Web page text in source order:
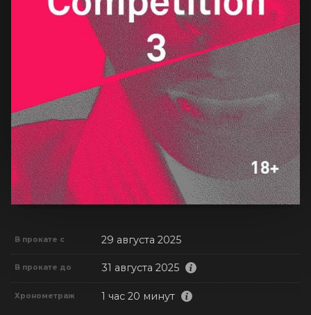
В прокате с 29 августа 2025
В прокате до 31 августа 2025
Хронометраж 1 час 20 минут